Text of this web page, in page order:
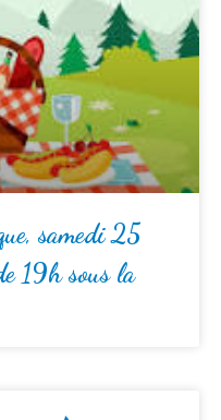
samedi 25
19h sous la